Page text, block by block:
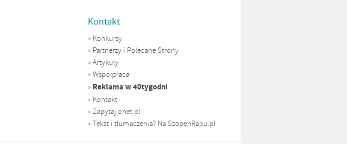
Kontakt
» Konkursy
» Partnerzy i Polecane Strony
»Artykuły
»Współpraca
» Reklama w 40tygodni
» Kontakt
»Zapytaj.onet.pl
»Tekst i tłumaczenia? Na SzopenRapu.pl